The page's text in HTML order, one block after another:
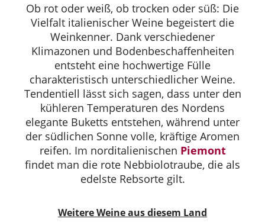
Ob rot oder weiß, ob trocken oder süß: Die
Vielfalt italienischer Weine begeistert die
Weinkenner. Dank verschiedener
Klimazonen und Bodenbeschaffenheiten
entsteht eine hochwertige Fülle
charakteristisch unterschiedlicher Weine.
Tendentiell lässt sich sagen, dass unter den
kühleren Temperaturen des Nordens
elegante Buketts entstehen, während unter
der südlichen Sonne volle, kräftige Aromen
reifen. Im norditalienischen Piemont
findet man die rote Nebbiolotraube, die als
edelste Rebsorte gilt.
Weitere Weine aus diesem Land